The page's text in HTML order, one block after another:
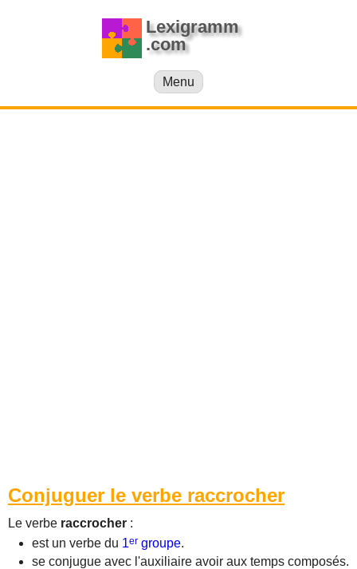
Lexigramm
.com
Menu
Conjuguer le verbe raccrocher
Le verbe raccrocher :
est un verbe du 1er groupe.
se conjugue avec l'auxiliaire avoir aux temps composés.